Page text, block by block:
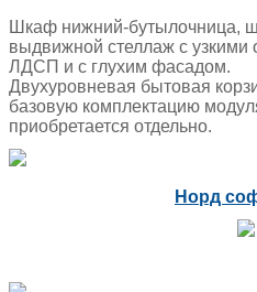
Шкаф нижний-бутылочница,
выдвижной стеллаж с
ЛДСП и с глухим фасадом.
Двухуровневая бытовая
базовую комплектацию
приобретается отдельно.
Норд